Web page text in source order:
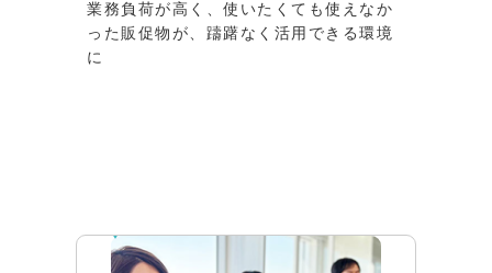
業務負荷が高く、使いたくても使えなか
った販促物が、躊躇なく活用できる環境
に